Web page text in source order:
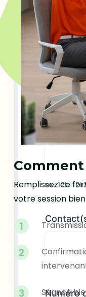
Remplissez ce
votre session
Séance